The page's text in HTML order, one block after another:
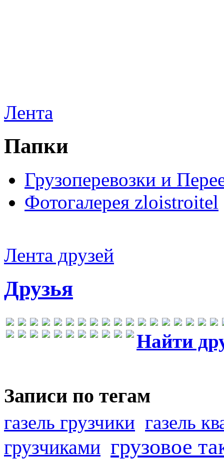
Лента
Папки
Грузоперевозки и
Фотогалерея zloistroitel
Лента друзей
Друзья
Найти
Записи по тегам
газель грузчики газель
грузчиками грузовое